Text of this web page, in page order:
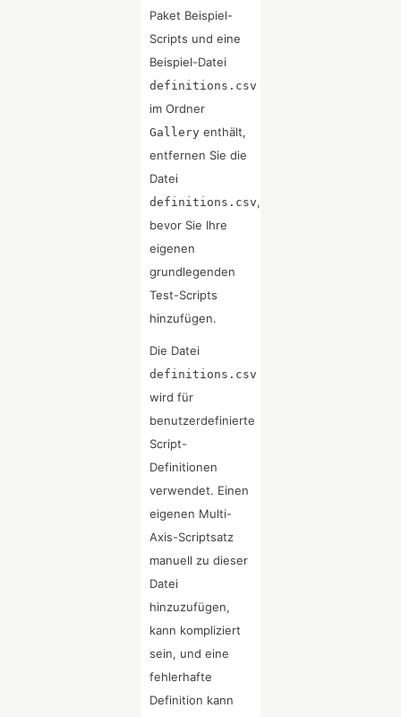
Paket Beispiel-
Scripts und eine
Beispiel-Datei
definitions.csv
im Ordner
Gallery enthält,
entfernen Sie die
Datei
definitions.csv,
bevor Sie Ihre
eigenen
grundlegenden
Test-Scripts
hinzufügen.
Die Datei
definitions.csv
wird für
benutzerdefinierte
Script-
Definitionen
verwendet. Einen
eigenen Multi-
Axis-Scriptsatz
manuell zu dieser
Datei
hinzuzufügen,
kann kompliziert
sein, und eine
fehlerhafte
Definition kann